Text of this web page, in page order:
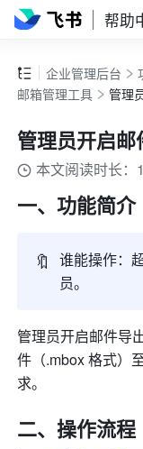
帮助
企业管理后台
邮箱管理工具
管理
管理员开启
本文阅读时长：
一、功能简介
🔖
谁能操作：
员。
管理员开启邮件导
件（.mbox 格式）
求。
二、操作流程